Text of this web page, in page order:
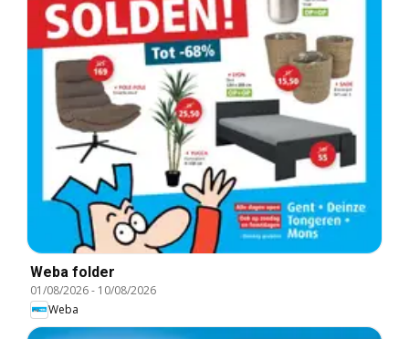
Weba folder
01/08/2026- 10/08/2026
Weba